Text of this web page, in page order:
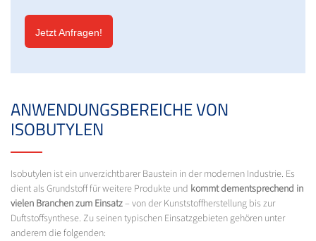
Jetzt Anfragen!
ANWENDUNGSBEREICHE VON
ISOBUTYLEN
Isobutylen ist ein unverzichtbarer Baustein in der modernen Industrie. Es
dient als Grundstoff für weitere Produkte und kommt dementsprechend in
vielen Branchen zum Einsatz– von der Kunststoffherstellung bis zur
Duftstoffsynthese. Zu seinen typischen Einsatzgebieten gehören unter
anderem die folgenden: